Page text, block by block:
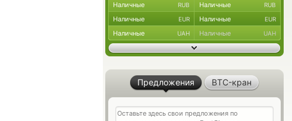
Наличные RUB Наличные RUB
Наличные EUR Наличные EUR
Наличные UAH Наличные UAH
Предложения BTC-кран